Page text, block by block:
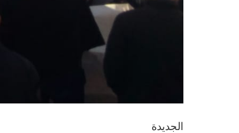
الجديدة